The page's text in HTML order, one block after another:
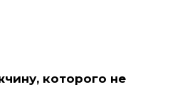
которого не